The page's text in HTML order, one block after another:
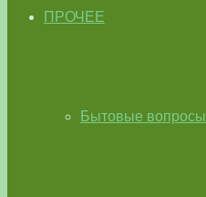
ПРОЧЕЕ
Бытовые вопросы